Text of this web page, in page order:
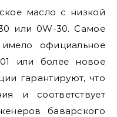
масло с низкой
или 0W-30. Самое
официальное
или более новое
гарантируют, что
и соответствует
баварского